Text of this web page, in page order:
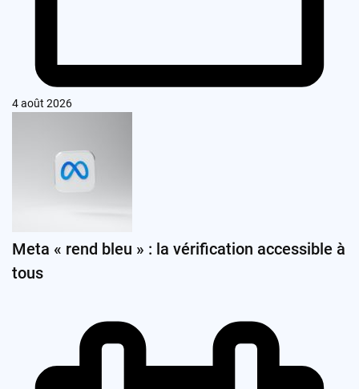
4 août 2026
Meta « rend bleu » : la vérification accessible à
tous